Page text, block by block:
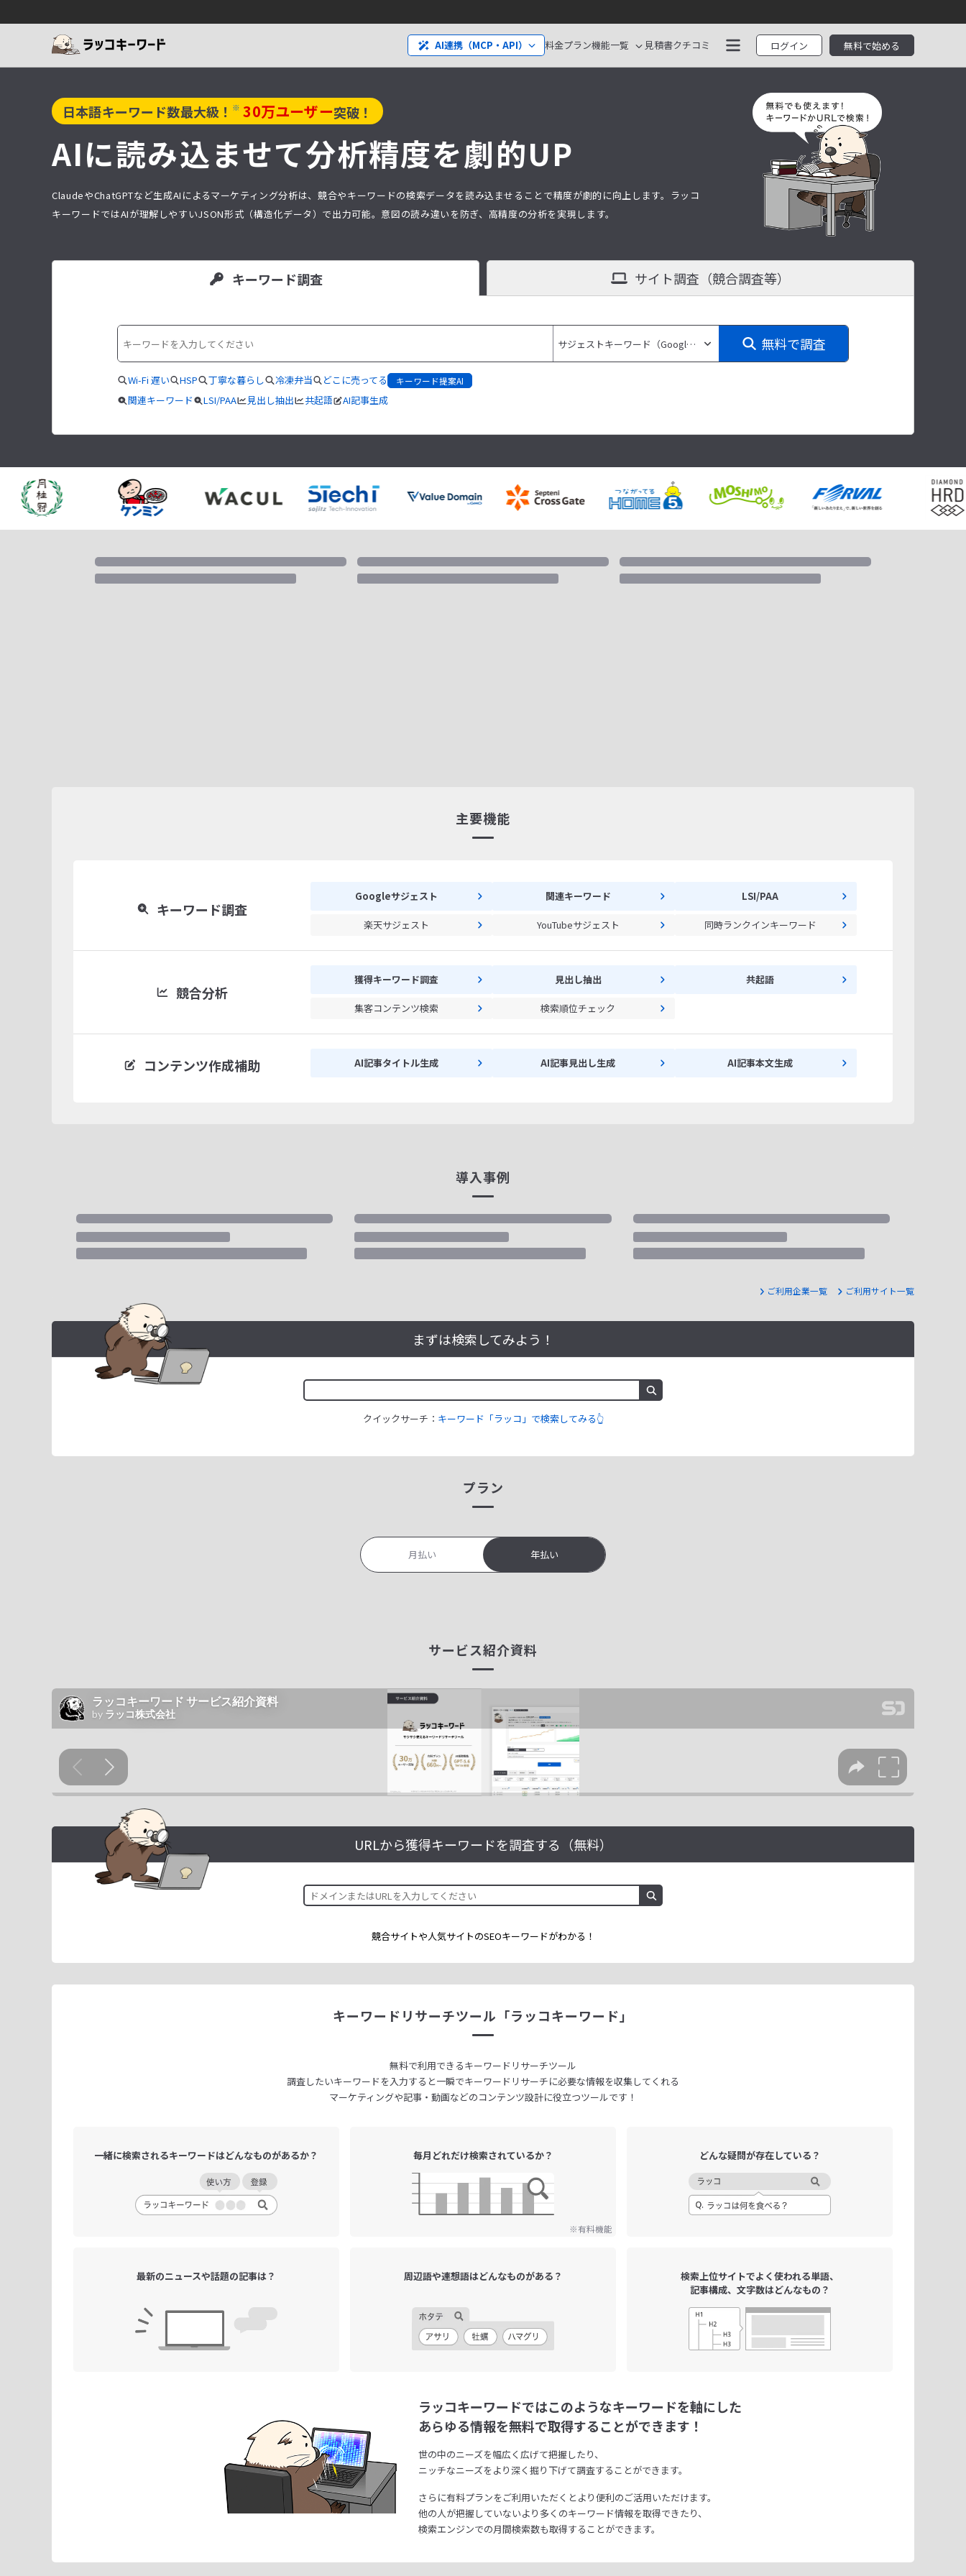
料金プラン機能一覧
AI連携（MCP・API） 見積書クチコミ ログイン 無料で始める
日本語キーワード数最大級！ ※ 30万ユーザー突破！
AIに読み込ませて分析精度を劇的UP
ClaudeやChatGPTなど生成AIによるマーケティング分析は、競合やキーワードの検索データを読み込ませることで精度が劇的に向上します。ラッコ
キーワードではAIが理解しやすいJSON形式（構造化データ）で出力可能。意図の読み違いを防ぎ、高精度の分析を実現します。
キーワード調査 サイト調査 （競合調査等）
無料で調査
Wi-Fi 遅い HSP 丁寧な暮らし 冷凍弁当 どこに売ってる キーワード提案AI
関連キーワード LSI/PAA 見出し抽出 共起語 AI記事生成
主要機能
キーワード調査
Googleサジェスト 関連キーワード LSI/PAA
楽天サジェスト YouTubeサジェスト 同時ランクインキーワード
競合分析
獲得キーワード調査 見出し抽出 共起語
集客コンテンツ検索 検索順位チェック
コンテンツ作成補助 AI記事タイトル生成 AI記事見出し生成 AI記事本文生成
導入事例
ご利用企業一覧 ご利用サイト一覧
まずは検索してみよう！
クイックサーチ： キーワード「ラッコ」で検索してみる👆
プラン
月払い 年払い
サービス紹介資料
URLから獲得キーワードを調査する（無料）
競合サイトや人気サイトのSEOキーワードがわかる！
キーワードリサーチツール 「ラッコキーワード」
無料で利用できるキーワードリサーチツール
調査したいキーワードを入力すると一瞬でキーワードリサーチに必要な情報を収集してくれる
マーケティングや記事・動画などのコンテンツ設計に役立つツールです！
一緒に検索されるキーワードはどんなものがあるか？ 毎月どれだけ検索されているか？
※有料機能
どんな疑問が存在している？
最新のニュースや話題の記事は？ 周辺語や連想語はどんなものがある？ 検索上位サイトでよく使われる単語、
記事構成、文字数はどんなもの？
ラッコキーワードではこのようなキーワードを軸にした
あらゆる情報を無料で取得することができます！
世の中のニーズを幅広く広げて把握したり、
ニッチなニーズをより深く掘り下げて調査することができます。
さらに有料プランをご利用いただくとより便利のご活用いただけます。
他の人が把握していないより多くのキーワード情報を取得できたり、
検索エンジンでの月間検索数も取得することができます。